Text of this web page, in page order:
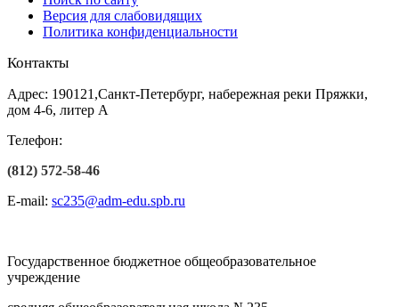
Версия для слабовидящих
Политика конфиденциальности
Контакты
Адрес: 190121,Санкт-Петербург, набережная реки Пряжки,
дом 4-6, литер А
Телефон:
(812) 572-58-46
E-mail: sc235@adm-edu.spb.ru
Государственное бюджетное общеобразовательное
учреждение